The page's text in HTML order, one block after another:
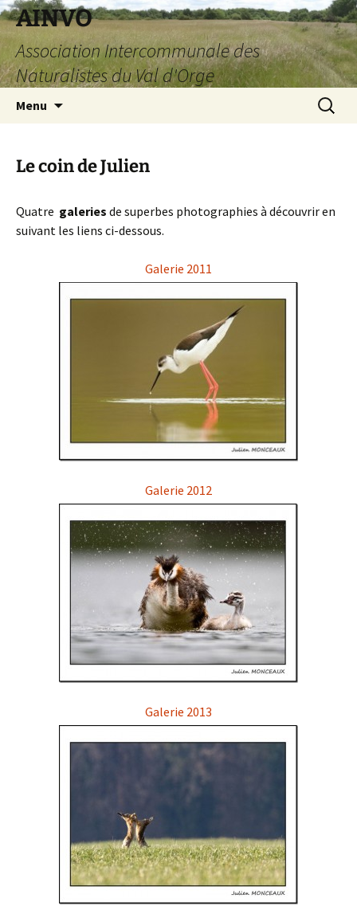
AINVO
Association Intercommunale des
Naturalistes du Val d'Orge
Menu
Le coin de Julien
Quatre galeries de superbes photographies à découvrir en
suivant les liens ci-dessous.
Galerie 2011
Galerie 2012
Galerie 2013